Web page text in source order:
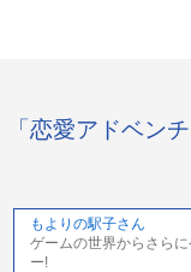
「恋愛アドベン
もよりの駅子さん
ゲームの世界からさら
ー!